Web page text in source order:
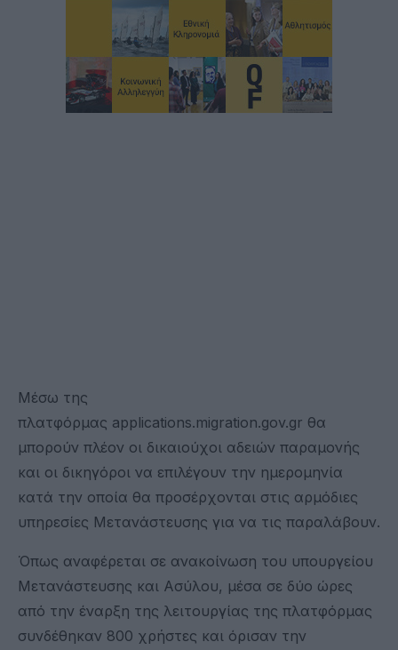
Μέσω της
πλατφόρμας applications.migration.gov.gr θα
μπορούν πλέον οι δικαιούχοι αδειών παραμονής
και οι δικηγόροι να επιλέγουν την ημερομηνία
κατά την οποία θα προσέρχονται στις αρμόδιες
υπηρεσίες Μετανάστευσης για να τις παραλάβουν.
Όπως αναφέρεται σε ανακοίνωση του υπουργείου
Μετανάστευσης και Ασύλου, μέσα σε δύο ώρες
από την έναρξη της λειτουργίας της πλατφόρμας
συνδέθηκαν 800 χρήστες και όρισαν την